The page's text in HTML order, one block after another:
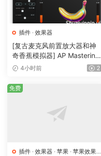
插件 · 效果器
[复古麦克风前置放大器和神
奇香蕉模拟器] AP Mastering
Class-A v2.3.0 Incl Patched
13MB）
4小时前 2
插件 · 效果器 · 苹果 · 苹果效果
免费